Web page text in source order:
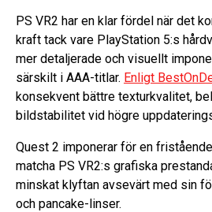
PS VR2 har en klar fördel när det
kraft tack vare PlayStation 5:s
mer detaljerade och visuellt
särskilt i AAA-titlar. Enligt
konsekvent bättre texturkvalitet,
bildstabilitet vid högre
Quest 2 imponerar för en
matcha PS VR2:s grafiska
minskat klyftan avsevärt med sin
och pancake-linser.